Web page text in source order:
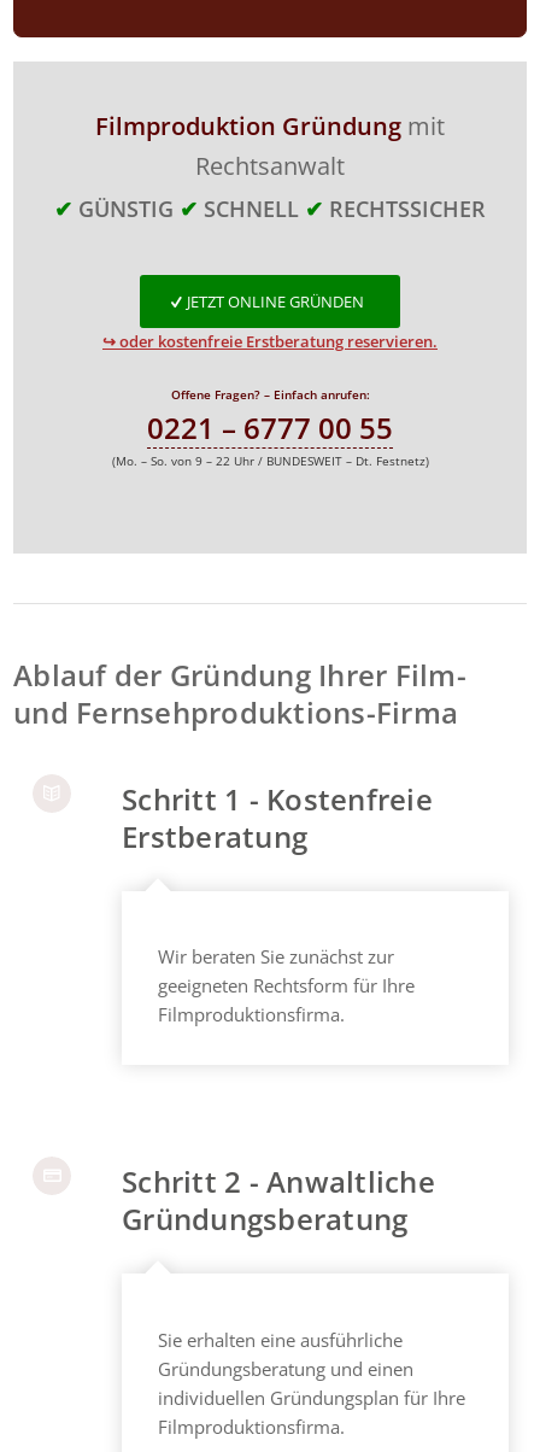
Filmproduktion Gründung mit
Rechtsanwalt
✔ GÜNSTIG ✔ SCHNELL ✔ RECHTSSICHER
JETZT ONLINE GRÜNDEN
↪ oder kostenfreie Erstberatung reservieren.
Offene Fragen? – Einfach anrufen:
0221 – 6777 00 55
(Mo. – So. von 9 – 22 Uhr / BUNDESWEIT – Dt. Festnetz)
Ablauf der Gründung Ihrer Film-
und Fernsehproduktions-Firma
Schritt 1 - Kostenfreie
Erstberatung
Wir beraten Sie zunächst zur
geeigneten Rechtsform für Ihre
Filmproduktionsfirma.
Schritt 2 - Anwaltliche
Gründungsberatung
Sie erhalten eine ausführliche
Gründungsberatung und einen
individuellen Gründungsplan für Ihre
Filmproduktionsfirma.